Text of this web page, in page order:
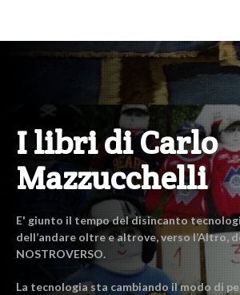
I libri di Carlo
Mazzucchelli
E' giunto il tempo del disincanto
dell’andare oltre e altrove, verso l’Altro,
NOSTROVERSO.
La tecnologia sta cambiando il modo di